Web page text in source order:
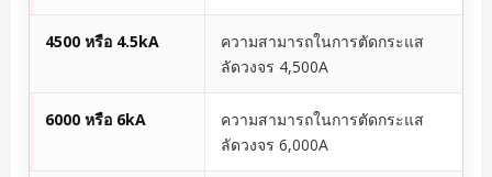
4500 หรือ 4.5kA
ความสามารถในการตัดกระแส
ลัดวงจร 4,500A
6000 หรือ 6kA
ความสามารถในการตัดกระแส
ลัดวงจร 6,000A